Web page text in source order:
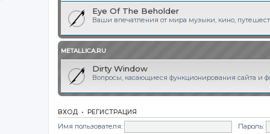
Eye Of The Beholder
Ваши впечатления от мира музыки, кино,
METALLICA.RU
Dirty Window
Вопросы, касающиеся функционирования сайта и
ВХОД • РЕГИСТРАЦИЯ
Имя пользователя: Пароль: